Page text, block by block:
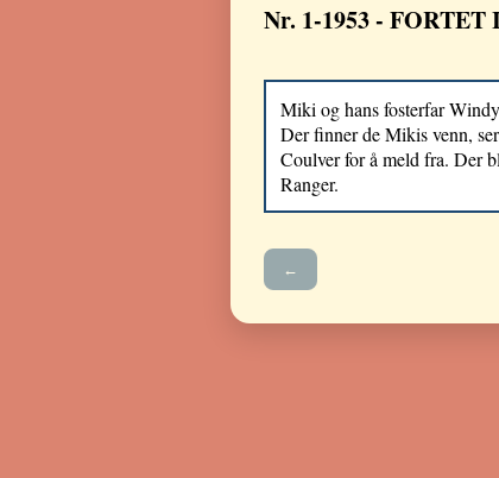
Nr. 1-1953 - FORTET
Miki og hans fosterfar
Der finner de Mikis venn,
Coulver for å meld fra. Der
Ranger.
←